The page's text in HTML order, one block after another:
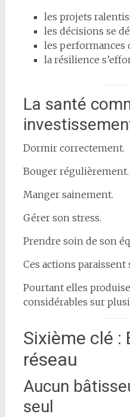
les projets
les décisions se
les performances
la résilience
La santé
Dormir correctement.
Bouger régulièrement.
Manger sainement.
Gérer son stress.
Prendre soin de son
Ces actions paraissent
Pourtant elles
considérables sur
Sixième clé :
réseau
Aucun
seul